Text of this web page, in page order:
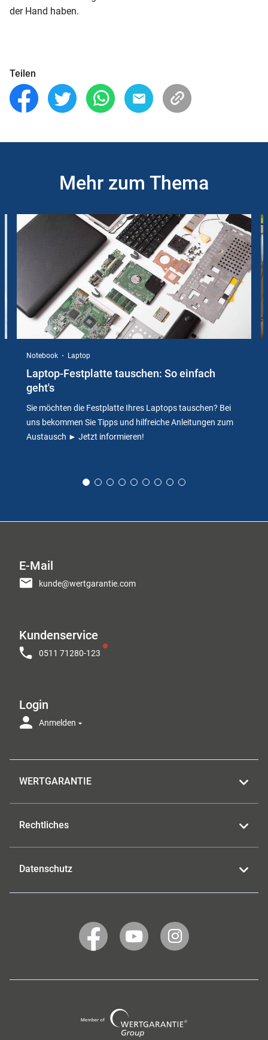
der Hand haben.
Teilen
Mehr zum Thema
Instructions
Notebook Laptop
Laptop-Festplatte tauschen: So einfach
geht's
Sie möchten die Festplatte Ihres Laptops tauschen? Bei
uns bekommen Sie Tipps und hilfreiche Anleitungen zum
Austausch ► Jetzt informieren!
E-Mail
kunde@wertgarantie.com
Kundenservice
0511 71280-123
Login
Anmelden
WERTGARANTIE
Rechtliches
Datenschutz
WERTGARANTIE
auf
WERTGARANTIE
auf
WERTGARANTIE
auf
Group